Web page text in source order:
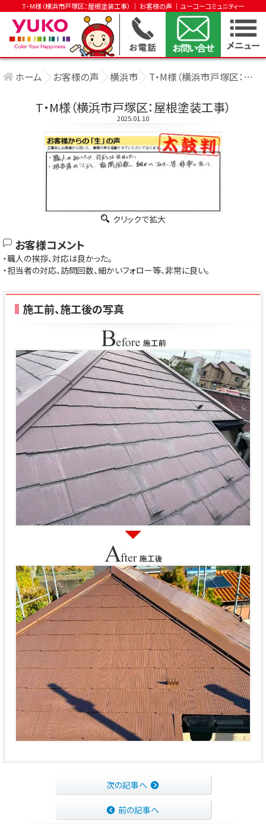
T・M様（横浜市戸塚区：屋根塗装工事） │ お客様の声 │ユーコーコミュニティー
ホーム お客様の声 横浜市 T・M様（横浜市戸塚区：屋根塗装工事）
T・M様（横浜市戸塚区：屋根塗装工事）
2025.01.10
クリックで拡大
お客様コメント
・職人の挨拶、対応は良かった。
・担当者の対応、訪問回数、細かいフォロー等、非常に良い。
施工前、施工後の写真
次の記事へ
前の記事へ